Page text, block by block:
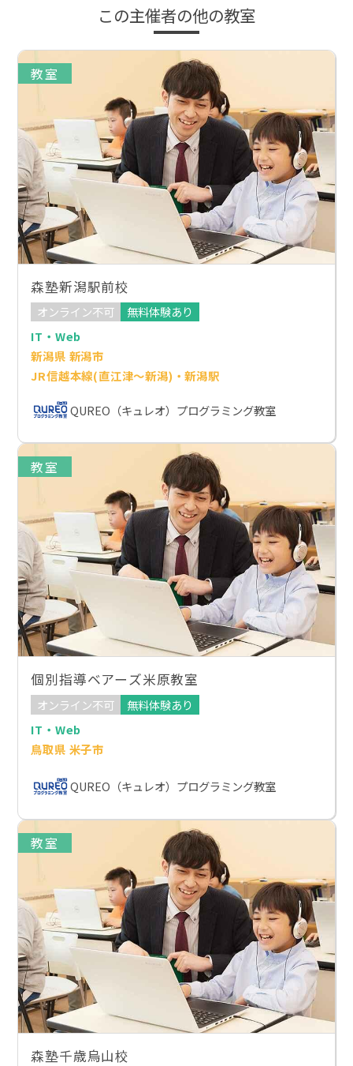
この主催者の他の教室
教室
森塾新潟駅前校
オンライン不可
無料体験あり
IT・Web
新潟県 新潟市
JR信越本線(直江津～新潟)・新潟駅
QUREO（キュレオ）プログラミング教室
教室
個別指導ベアーズ米原教室
オンライン不可
無料体験あり
IT・Web
鳥取県 米子市
QUREO（キュレオ）プログラミング教室
教室
森塾千歳烏山校